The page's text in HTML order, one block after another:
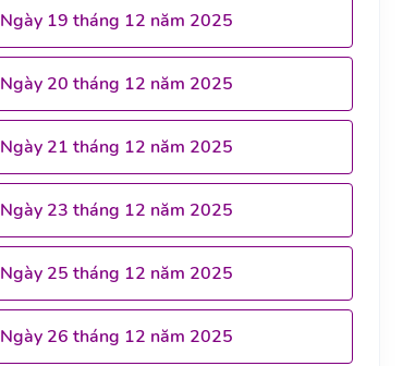
Ngày 19 tháng 12 năm 2025
Ngày 20 tháng 12 năm 2025
Ngày 21 tháng 12 năm 2025
Ngày 23 tháng 12 năm 2025
Ngày 25 tháng 12 năm 2025
Ngày 26 tháng 12 năm 2025